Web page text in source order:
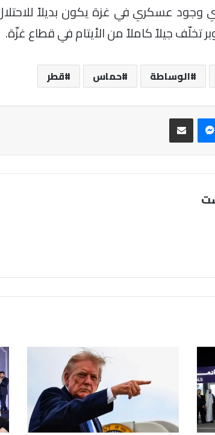
عسكري في غزة يكون بديلاً للاحتلال
تخلّف جيلاً كاملاً من الأيتام في قطاع غزّة.
الوساطة حماس قطر
ماسنجر مشاركة عبر البريد